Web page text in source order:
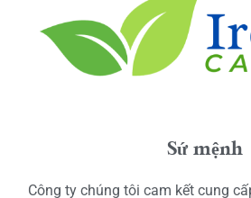
Sứ mệnh
Công ty chúng tôi cam kết cung